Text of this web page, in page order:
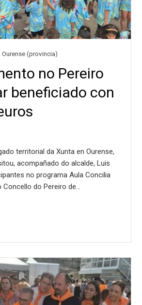
,Ourense (provincia)
no Pereiro
beneficiado con
territorial da Xunta en Ourense,
acompañado do alcalde, Luis
no programa Aula Concilia
do Pereiro de…